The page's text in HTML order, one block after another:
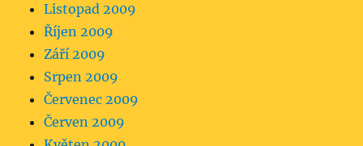
Listopad 2009
Říjen 2009
Září 2009
Srpen 2009
Červenec 2009
Červen 2009